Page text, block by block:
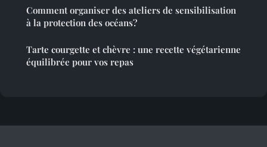
Comment organiser des ateliers de sensibilisation
à la protection des océans?
Tarte courgette et chèvre : une recette végétarienne
équilibrée pour vos repas